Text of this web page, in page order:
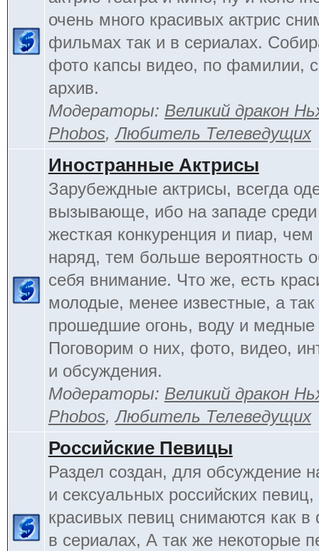
очень много красивых актрис
фильмах так и в сериалах.
фото капсы видео, по фамилии,
архив.
Модераторы: Великий дракон
Phobos,Любитель Телеведущих
Иностранные Актрисы
Зарубеждные актрисы, всегда
вызывающе, ибо на западе среди
жесткая конкуренция и пиар, чем
наряд, тем больше вероятность
себя внимание. Что же, есть
молодые, менее известные, а
прошедшие огонь, воду и медные
Поговорим о них, фото, видео,
и обсуждения.
Модераторы: Великий дракон
Phobos,Любитель Телеведущих
Российские Певицы
Раздел создан, для обсуждение
и сексуальных российских
красивых певиц снимаются как
в сериалах, А так же некоторые